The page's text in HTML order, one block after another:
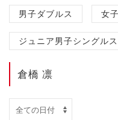
男子ダブルス 女
ジュニア男子シングルス
倉橋 凛